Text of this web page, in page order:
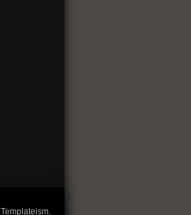
Templateism.